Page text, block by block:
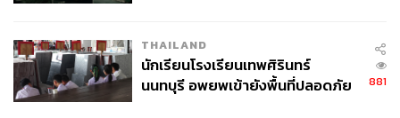
THAILAND
นักเรียนโรงเรียนเทพศิรินทร์
นนทบุรี อพยพเข้ายังพื้นที่ปลอดภัย
881